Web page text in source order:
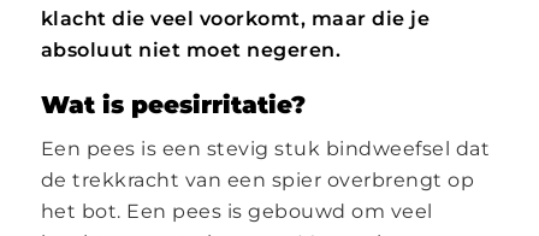
klacht die veel voorkomt, maar die je
absoluut niet moet negeren.
Wat is peesirritatie?
Een pees is een stevig stuk bindweefsel dat
de trekkracht van een spier overbrengt op
het bot. Een pees is gebouwd om veel